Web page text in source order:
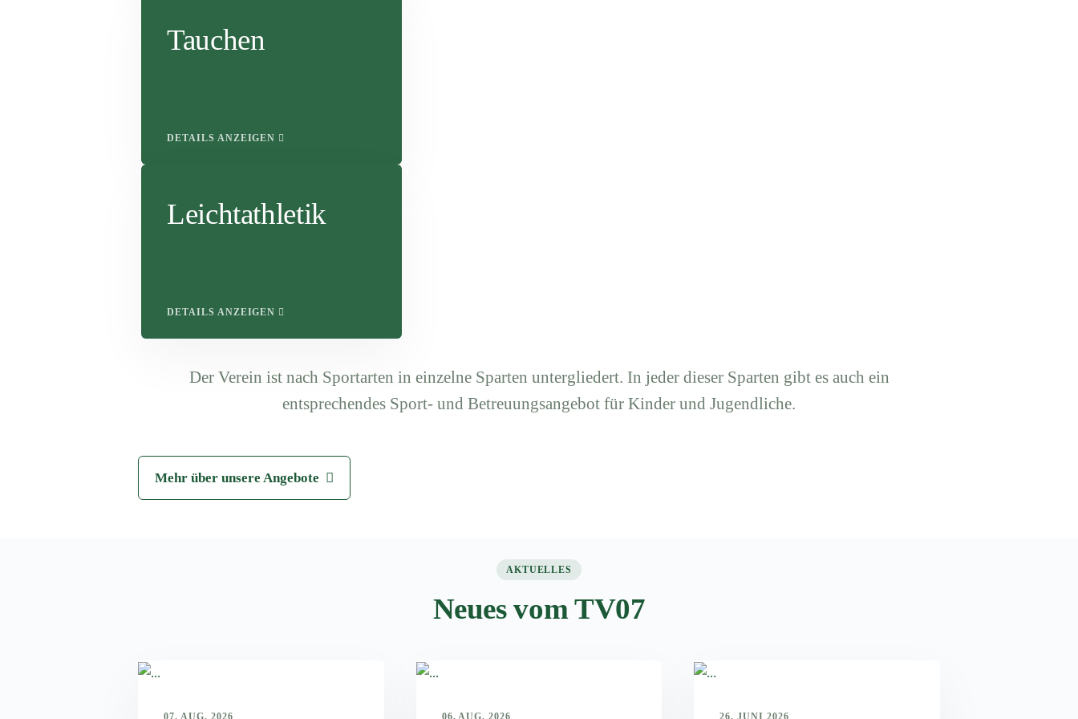
Tauchen
DETAILS ANZEIGEN
Leichtathletik
DETAILS ANZEIGEN
Der Verein ist nach Sportarten in einzelne Sparten untergliedert. In jeder dieser Sparten gibt es auch ein
entsprechendes Sport- und Betreuungsangebot für Kinder und Jugendliche.
Mehr über unsere Angebote
AKTUELLES
Neues vom TV07
07. AUG. 2026 06. AUG. 2026 26. JUNI 2026